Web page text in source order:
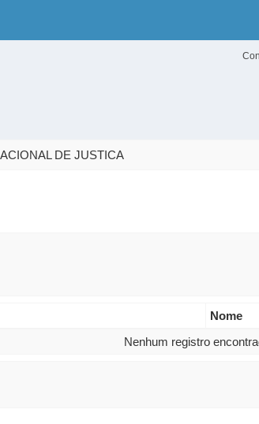
DE JUSTICA
Nome
Nenhum registro